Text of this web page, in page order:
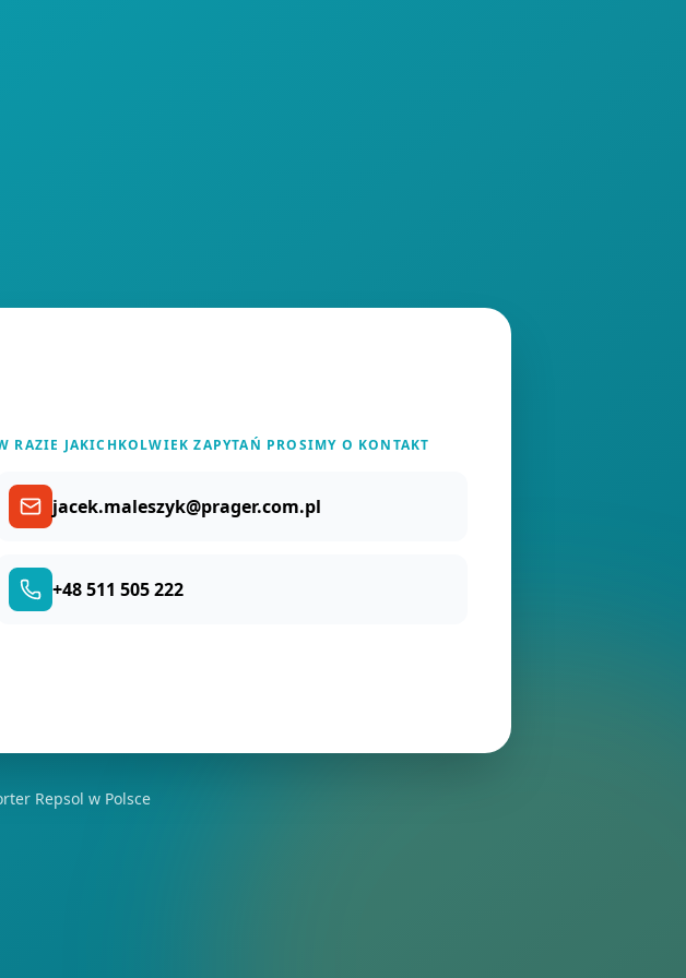
RAZIE JAKICHKOLWIEK ZAPYTAŃ PROSIMY O KONTAKT
jacek.maleszyk@prager.com.pl
+48 511 505 222
Repsol w Polsce